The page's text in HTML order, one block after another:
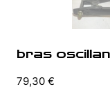
bras
79,30 €